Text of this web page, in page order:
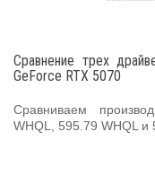
Сравнение трех
GeForce RTX 5070
Сравниваем
WHQL, 595.79 WHQL и